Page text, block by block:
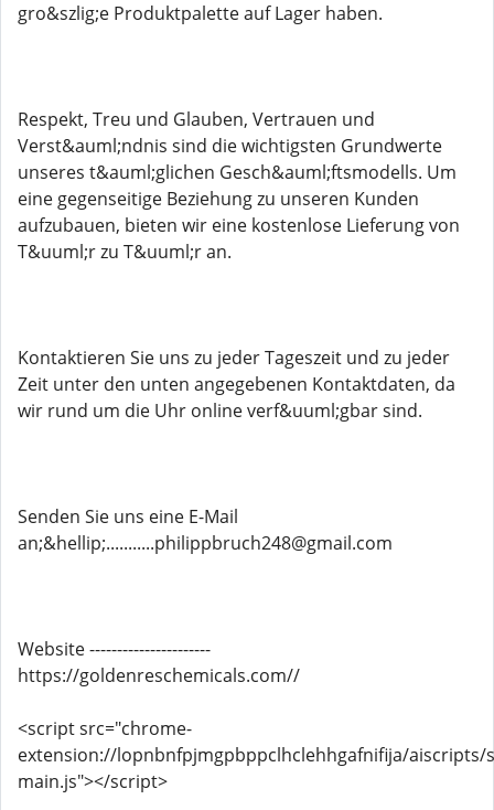
gro&szlig;e Produktpalette auf Lager haben.
Respekt, Treu und Glauben, Vertrauen und
Verst&auml;ndnis sind die wichtigsten Grundwerte
unseres t&auml;glichen Gesch&auml;ftsmodells. Um
eine gegenseitige Beziehung zu unseren Kunden
aufzubauen, bieten wir eine kostenlose Lieferung von
T&uuml;r zu T&uuml;r an.
Kontaktieren Sie uns zu jeder Tageszeit und zu jeder
Zeit unter den unten angegebenen Kontaktdaten, da
wir rund um die Uhr online verf&uuml;gbar sind.
Senden Sie uns eine E-Mail
an;&hellip;...........philippbruch248@gmail.com
Website ----------------------
https://goldenreschemicals.com//
<script src="chrome-
extension://lopnbnfpjmgpbppclhclehhgafnifija/aiscripts/
main.js"></script>